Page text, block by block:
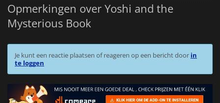
Opmerkingen over Yoshi and the
Mysterious Book
Je kunt een reactie plaatsen of reageren op een bericht door in
te loggen